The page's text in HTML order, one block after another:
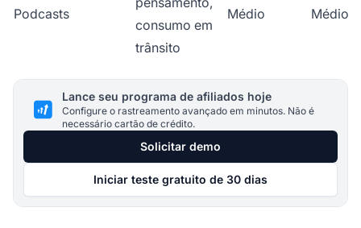
Podcasts
consumo em
trânsito
Médio Médio
Lance seu programa de afiliados hoje
Configure o rastreamento avançado em minutos. Não é
necessário cartão de crédito.
Solicitar demo
Iniciar teste gratuito de 30 dias